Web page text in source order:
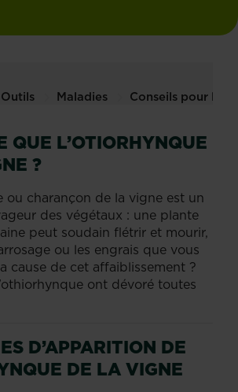
Outils Maladies Conseils pour le
QUE L’OTIORHYNQUE
?
ou charançon de la vigne est un
des végétaux : une plante
peut soudain flétrir et mourir,
ou les engrais que vous
cause de cet affaiblissement ?
ont dévoré toutes
D’APPARITION DE
DE LA VIGNE